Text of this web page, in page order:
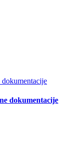
dokumentacije